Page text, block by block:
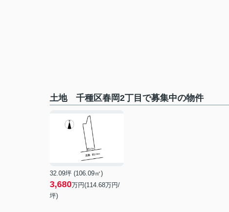
土地 千種区春岡2丁目で募集中の物件
32.09坪 (106.09㎡)
3,680万円(114.68万円/
坪)